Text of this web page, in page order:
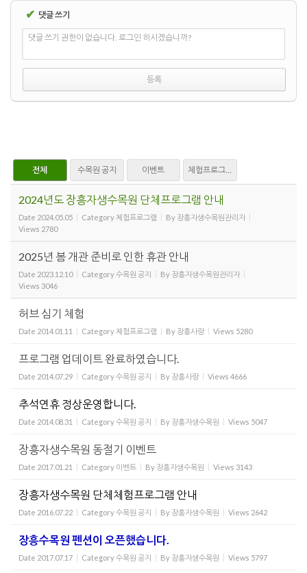
✔ 댓글 쓰기
댓글 쓰기 권한이 없습니다. 로그인 하시겠습니까?
전체 수목원 공지 이벤트 체험프로그램
2024년도 장흥자생수목원 단체프로그램 안내
Date 2024.05.05 Category 체험프로그램 By 장흥자생수목원관리자
Views 2780
2025년 봄 개관 준비로 인한 휴관 안내
Date 2023.12.10 Category수목원 공지 By 장흥자생수목원관리자
Views 3046
허브 심기 체험
Date 2014.01.11 Category 체험프로그램 By 장흥사랑 Views 5280
프로그램 업데이트 완료하였습니다.
Date 2014.07.29 Category수목원 공지 By 장흥사랑 Views 4666
추석연휴 정상운영합니다.
Date 2014.08.31 Category수목원 공지 By 장흥자생수목원 Views 5047
장흥자생수목원 동절기 이벤트
Date 2017.01.21 Category 이벤트 By 장흥자생수목원 Views 3143
장흥자생수목원 단체체험프로그램 안내
Date 2016.07.22 Category수목원 공지 By 장흥자생수목원 Views 2642
장흥수목원 펜션이 오픈했습니다.
Date 2017.07.17 Category수목원 공지 By 장흥자생수목원 Views 5797